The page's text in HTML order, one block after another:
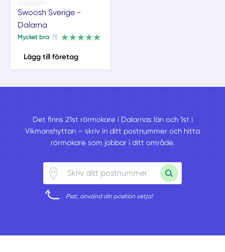
Swoosh Sverige -
Dalarna
Mycket bra (1)
Lägg till företag
Det finns 21st rörmokare i Dalarnas län och 1st i
Vikmanshyttan – skriv in ditt postnummer och hitta
rörmokare som jobbar i ditt område.
Psst, använd din position vetja!